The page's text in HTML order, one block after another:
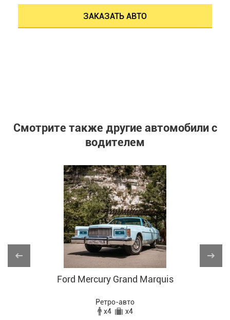
ЗАКАЗАТЬ АВТО
Смотрите также другие автомобили с
водителем
Ford Mercury Grand Marquis
Ретро-авто
x4
x4